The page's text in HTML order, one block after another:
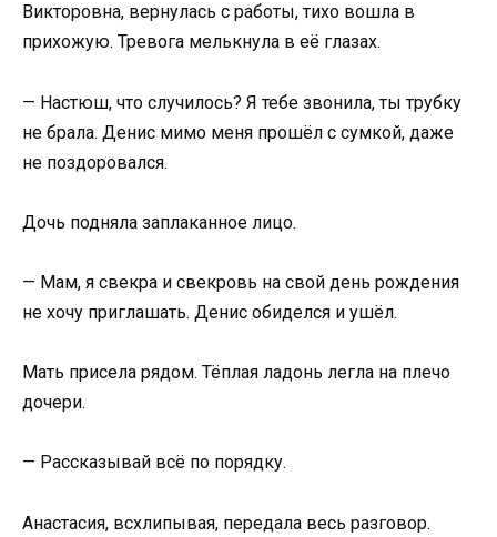
Викторовна, вернулась с работы, тихо вошла в
прихожую. Тревога мелькнула в её глазах.
— Настюш, что случилось? Я тебе звонила, ты трубку
не брала. Денис мимо меня прошёл с сумкой, даже
не поздоровался.
Дочь подняла заплаканное лицо.
— Мам, я свекра и свекровь на свой день рождения
не хочу приглашать. Денис обиделся и ушёл.
Мать присела рядом. Тёплая ладонь легла на плечо
дочери.
— Рассказывай всё по порядку.
Анастасия, всхлипывая, передала весь разговор.